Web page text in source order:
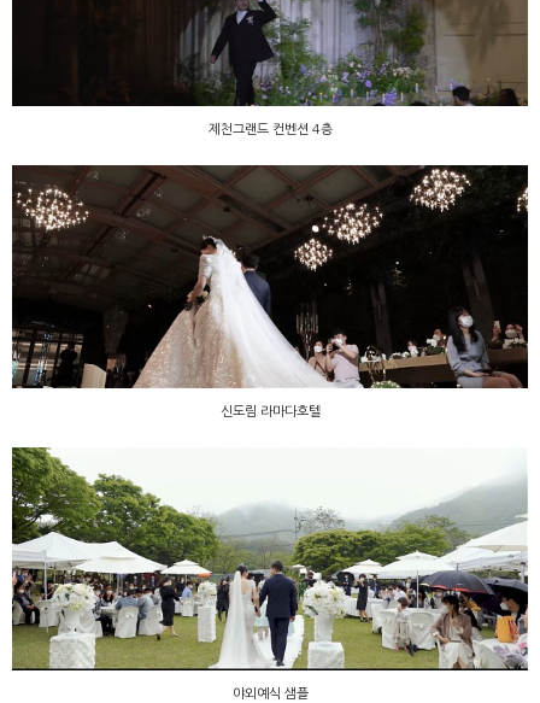
제천그랜드 컨벤션 4층
신도림 라마다호텔
신도림 라마다호텔
야외예식 샘플
야외예식 샘플